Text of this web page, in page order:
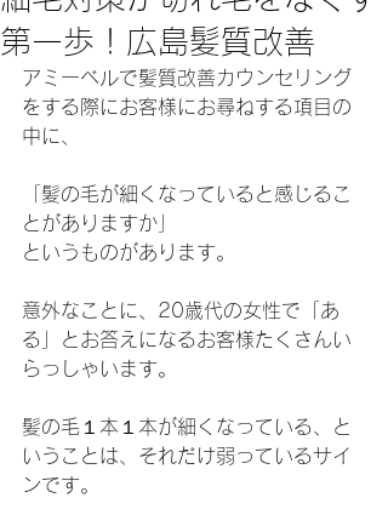
第一歩！広島髪質改善
アミーベルで髪質改善カウンセリング
をする際にお客様にお尋ねする項目の
中に、
「髪の毛が細くなっていると感じるこ
とがありますか」
というものがあります。
意外なことに、20歳代の女性で「あ
る」とお答えになるお客様たくさんい
らっしゃいます。
髪の毛１本１本が細くなっている、と
いうことは、それだけ弱っているサイ
ンです。